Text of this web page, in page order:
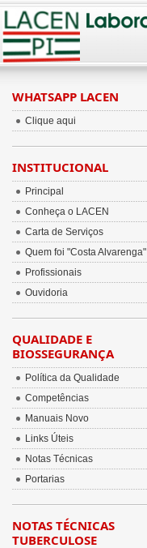
WHATSAPP LACEN
Clique aqui
INSTITUCIONAL
Principal
Conheça o LACEN
Carta de Serviços
Quem foi "Costa Alvarenga"
Profissionais
Ouvidoria
QUALIDADE E
BIOSSEGURANÇA
Política da Qualidade
Competências
Manuais Novo
Links Úteis
Notas Técnicas
Portarias
NOTAS TÉCNICAS
TUBERCULOSE